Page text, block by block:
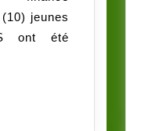
jeunes
ont été